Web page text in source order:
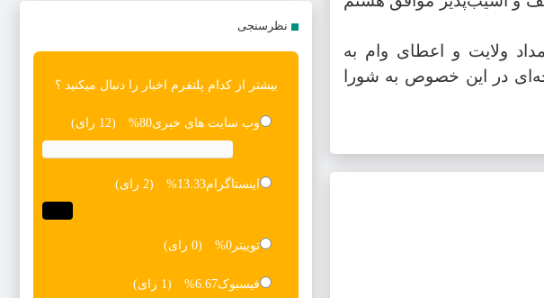
ولایت و اعطای وام به
در این خصوص به شورا
نظرسنجی
بیشتر از کدام پلتفرم اخبار را دنبال میکنید ؟
وب سایت های خبری80% (12 رای)
اینستاگرام13.33% (2 رای)
توییتر 0% (0 رای)
فیسبوک6.67% (1 رای)